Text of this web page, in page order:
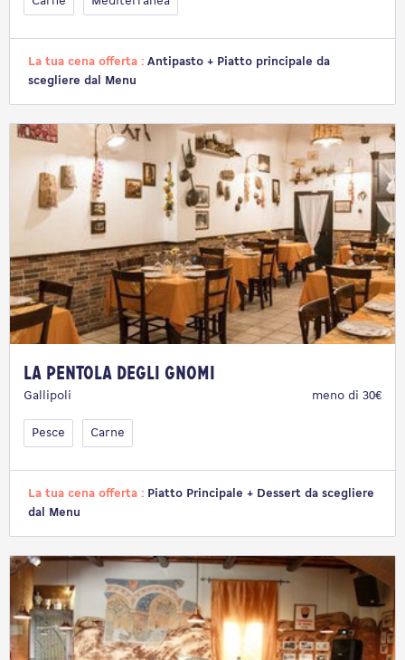
La tua cena offerta : Antipasto + Piatto principale da
scegliere dal Menu
La Pentola degli Gnomi
Gallipoli meno di 30€
Pesce Carne
La tua cena offerta : Piatto Principale + Dessert da scegliere
dal Menu